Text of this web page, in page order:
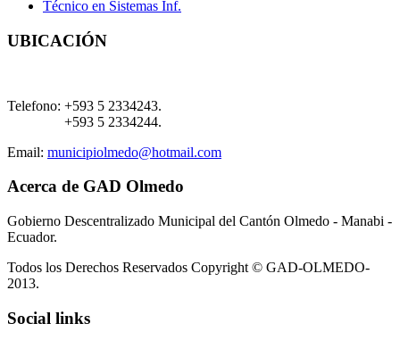
Técnico en Sistemas Inf.
UBICACIÓN
Telefono: +593 5 2334243.
+593 5 2334244.
Email: municipiolmedo@hotmail.com
Acerca de GAD Olmedo
Gobierno Descentralizado Municipal del Cantón Olmedo - Manabi -
Ecuador.
Todos los Derechos Reservados Copyright © GAD-OLMEDO-
2013.
Social links